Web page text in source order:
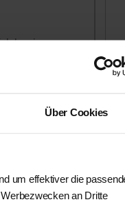
Über Cookies
um effektiver die
an Dritte
in Anspruch
werden!